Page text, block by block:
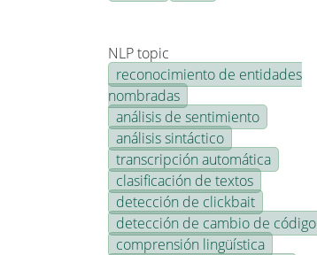
NLP topic
reconocimiento de entidades
nombradas
análisis de sentimiento
análisis sintáctico
transcripción automática
clasificación de textos
detección de clickbait
detección de cambio de código
comprensión lingüística